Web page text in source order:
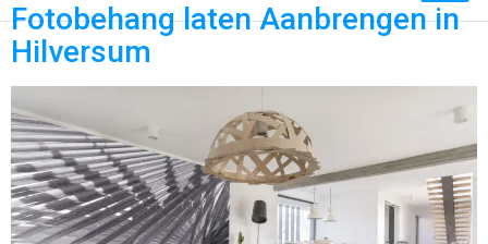
Fotobehang laten Aanbrengen in
Hilversum